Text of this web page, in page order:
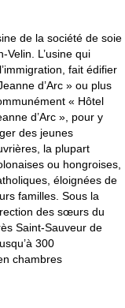
de la société de soie
Velin. L’usine qui
fait édifier
d’Arc » ou plus
« Hôtel
d’Arc », pour y
des jeunes
la plupart
ou hongroises,
éloignées de
familles. Sous la
des sœurs du
Saint-Sauveur de
300
chambres